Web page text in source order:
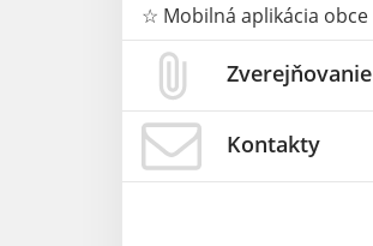
☆ Mobilná aplikácia obce
Zverejňovanie
Kontakty